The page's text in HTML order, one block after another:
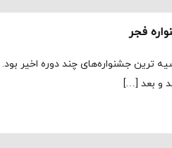
فجر
جشنواره‌های چند دوره اخیر بود.
و بعد […]